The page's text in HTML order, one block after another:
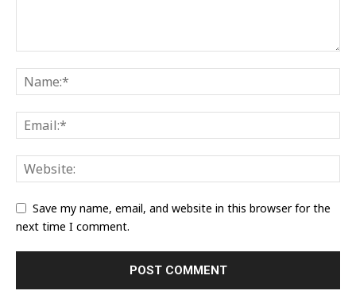
Save my name, email, and website in this browser for the
next time I comment.